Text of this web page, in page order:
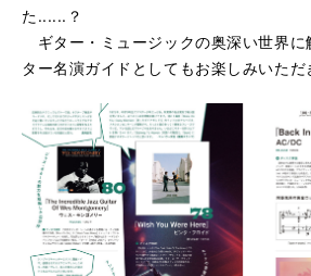
た......？
ギター・ミュージックの奥深い世界に
ター名演ガイドとしてもお楽しみいただ